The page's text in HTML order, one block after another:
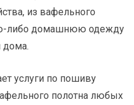
из вафельного
либо домашнюю одежду
дома.
услуги по пошиву
полотна любых